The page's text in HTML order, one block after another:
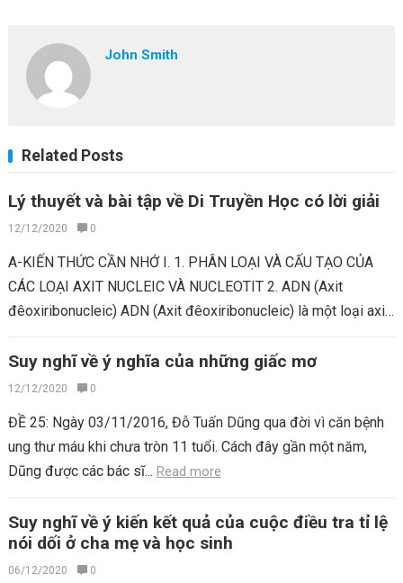
John Smith
Related Posts
Lý thuyết và bài tập về Di Truyền Học có lời giải
12/12/2020 0
A-KIẾN THỨC CẦN NHỚ I. 1. PHÂN LOẠI VÀ CẤU TẠO CỦA
CÁC LOẠI AXIT NUCLEIC VÀ NUCLEOTIT 2. ADN (Axit
đêoxiribonucleic) ADN (Axit đêoxiribonucleic) là một loại axit
Suy nghĩ về ý nghĩa của những giấc mơ
12/12/2020 0
ĐỀ 25: Ngày 03/11/2016, Đỗ Tuấn Dũng qua đời vì căn bệnh
ung thư máu khi chưa tròn 11 tuổi. Cách đây gần một năm,
Dũng được các bác sĩ... Read more
Suy nghĩ về ý kiến kết quả của cuộc điều tra tỉ lệ
nói dối ở cha mẹ và học sinh
06/12/2020 0